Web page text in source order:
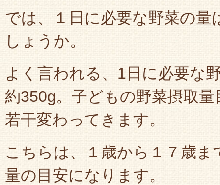
では、１日に必要な野菜の
しょうか。
よく言われる、1日に必要な
約350g。子どもの野菜摂取
若干変わってきます。
こちらは、１歳から１７歳ま
量の目安になります。